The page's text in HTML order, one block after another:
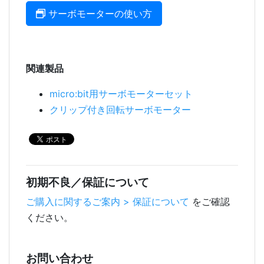
サーボモーターの使い方
関連製品
micro:bit用サーボモーターセット
クリップ付き回転サーボモーター
初期不良／保証について
ご購入に関するご案内 > 保証について をご確認
ください。
お問い合わせ